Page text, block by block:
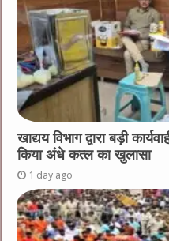
खाद्यय विभाग द्वारा बड़ी
किया अंधे कत्ल का खुलासा
1 day ago